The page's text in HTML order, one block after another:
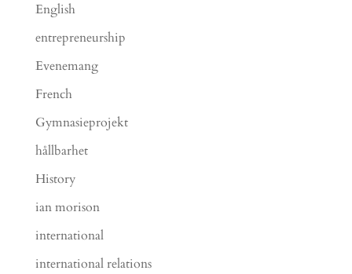
English
entrepreneurship
Evenemang
French
Gymnasieprojekt
hållbarhet
History
ian morison
international
international relations